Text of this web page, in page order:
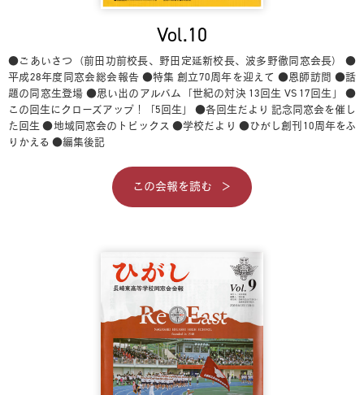
Vol.10
●ごあいさつ（前田功前校長、野田定延新校長、波多野徹同窓会長）
●
平成28年度同窓会総会報告 ●特集 創立70周年を迎えて ●恩師訪問 ●話
題の同窓生登場 ●思い出のアルバム「世紀の対決 13回生 VS 17回生」
●
この回生にクローズアップ！「5回生」
●各回生だより 記念同窓会を催し
た回生 ●地域同窓会のトピックス ●学校だより ●ひがし創刊10周年をふ
りかえる ●編集後記
この会報を読む